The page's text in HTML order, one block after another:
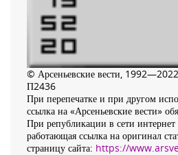
© Арсеньевские вести,
П2436
При перепечатке и при другом
ссылка на «Арсеньевские вести»
При републикации в сети интернет
работающая ссылка на оригинал
страницу сайта: https://